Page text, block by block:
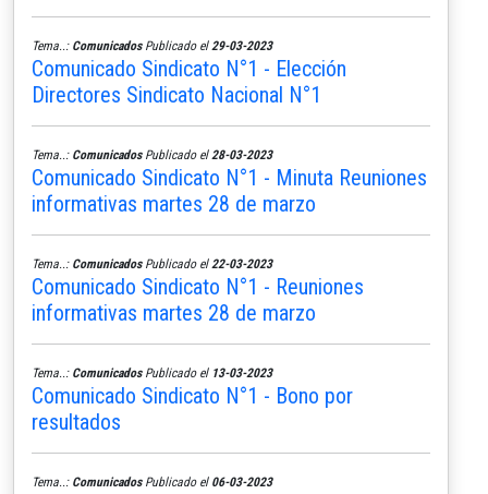
Tema..: ComunicadosPublicado el 29-03-2023
Comunicado Sindicato N°1 - Elección
Directores Sindicato Nacional N°1
Tema..: ComunicadosPublicado el 28-03-2023
Comunicado Sindicato N°1 - Minuta Reuniones
informativas martes 28 de marzo
Tema..: ComunicadosPublicado el 22-03-2023
Comunicado Sindicato N°1 - Reuniones
informativas martes 28 de marzo
Tema..: ComunicadosPublicado el 13-03-2023
Comunicado Sindicato N°1 - Bono por
resultados
Tema..: ComunicadosPublicado el 06-03-2023